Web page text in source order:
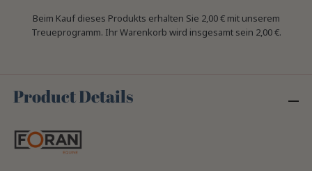
Beim Kauf dieses Produkts erhalten Sie 2,00 €mit unserem
Treueprogramm. Ihr Warenkorb wird insgesamt sein 2,00 €.
Product Details